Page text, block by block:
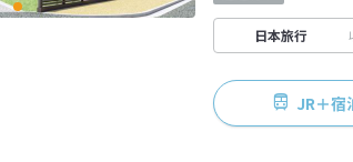
日本旅行
JR＋宿